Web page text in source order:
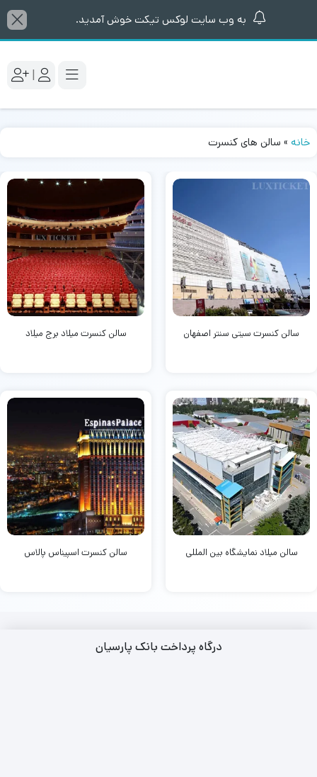
به وب سایت لوکس تیکت خوش آمدید.
|
خانه » سالن های کنسرت
سالن کنسرت سیتی سنتر اصفهان سالن کنسرت میلاد برج میلاد
سالن میلاد نمایشگاه بین المللی سالن کنسرت اسپیناس پالاس
درگاه پرداخت بانک پارسیان